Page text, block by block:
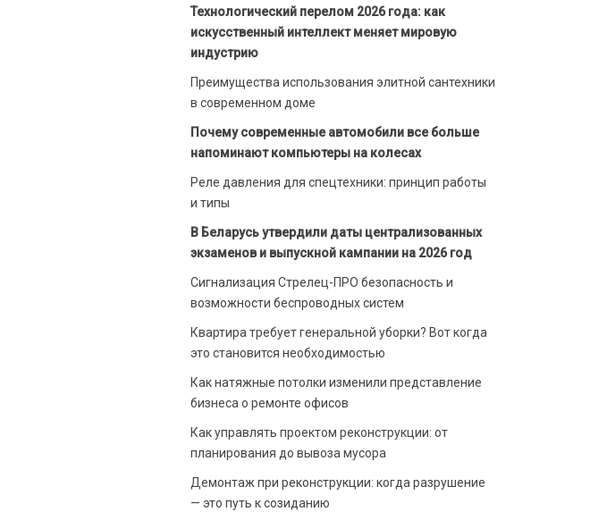
Технологический перелом 2026 года: как
искусственный интеллект меняет мировую
индустрию
Преимущества использования элитной сантехники
в современном доме
Почему современные автомобили все больше
напоминают компьютеры на колесах
Реле давления для спецтехники: принцип работы
и типы
В Беларусь утвердили даты централизованных
экзаменов и выпускной кампании на 2026 год
Сигнализация Стрелец-ПРО безопасность и
возможности беспроводных систем
Квартира требует генеральной уборки? Вот когда
это становится необходимостью
Как натяжные потолки изменили представление
бизнеса о ремонте офисов
Как управлять проектом реконструкции: от
планирования до вывоза мусора
Демонтаж при реконструкции: когда разрушение
— это путь к созиданию